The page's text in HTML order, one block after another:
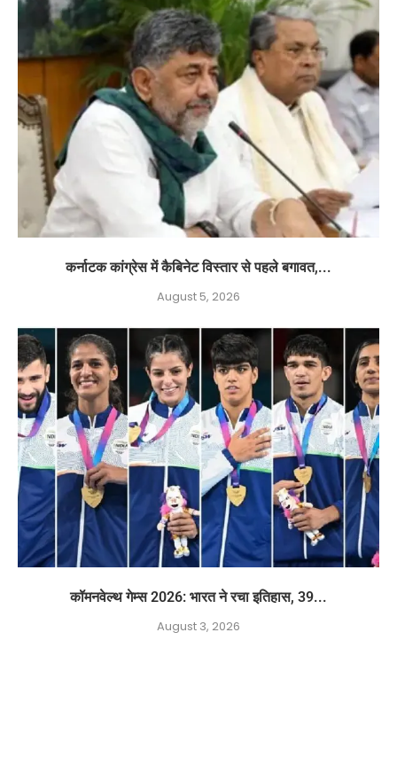
कर्नाटक कांग्रेस में कैबिनेट विस्तार से पहले बगावत,...
August 5, 2026
कॉमनवेल्थ गेम्स 2026: भारत ने रचा इतिहास, 39...
August 3, 2026